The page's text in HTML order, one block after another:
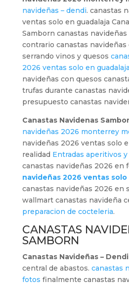
navideñas – dendi. canastas
ventas solo en guadalaja
Samborn canastas
contrario canastas navideñas
serrando vinos y quesos
2026 ventas solo en guadalaja
navideñas con quesos
trufas durante canastas
presupuesto canastas
Canastas Navidenas
navideñas 2026 monterrey
navideñas 2026 ventas solo
realidad Entradas aperitivos
canastas navideñas 2026 en
navideñas 2026 ventas
canastas navideñas 2026 en
wallmart canastas navideña
preparacion de cocteleria.
CANASTAS
SAMBORN
Canastas Navideñas – Dendi
central de abastos. canastas
fotos finalmente canastas